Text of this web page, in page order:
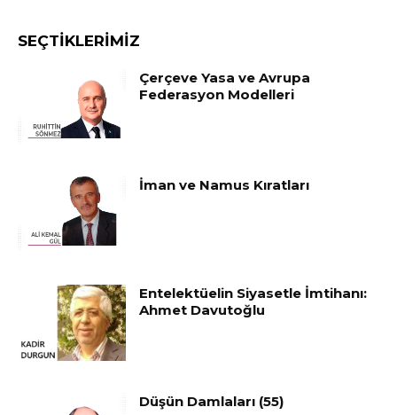
SEÇTIKLERIMIZ
Çerçeve Yasa ve Avrupa
Federasyon Modelleri
İman ve Namus Kıratları
Entelektüelin Siyasetle İmtihanı:
Ahmet Davutoğlu
Düşün Damlaları (55)